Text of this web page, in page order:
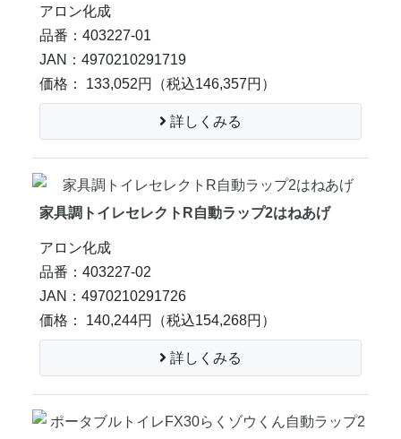
アロン化成
品番：403227-01
JAN：4970210291719
価格： 133,052円
（税込146,357円）
詳しくみる
家具調トイレセレクトR自動ラップ2はねあげ
アロン化成
品番：403227-02
JAN：4970210291726
価格： 140,244円
（税込154,268円）
詳しくみる